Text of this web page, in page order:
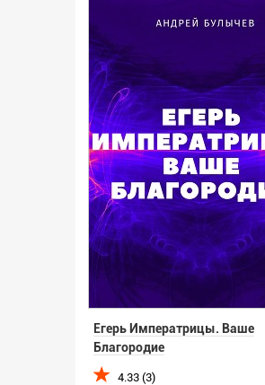
Егерь Императрицы. Ваше
Благородие
4.33 (3)